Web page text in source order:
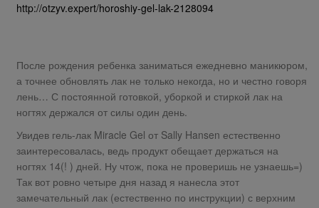
http://otzyv.expert/horoshiy-gel-lak-2128094
После рождения ребенка заниматься ежедневно маникюром,
а точнее обновлять лак не только некогда, но и честно говоря
лень… С постоянной готовкой, уборкой и стиркой лак на
ногтях держался от силы один день.
Увидев гель-лак Miracle Gel от Sally Hansen естественно
заинтересовалась, ведь продукт обещает держаться на
ногтях 14(! ) дней. Ну чтож, пока не проверишь не узнаешь=)
Так вот ровно четыре дня назад я нанесла этот
замечательный лак (естественно по инструкции) с верхним